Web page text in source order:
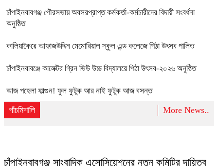
চাঁপাইনবাবগঞ্জ পৌরসভায় অবসরপ্রাপ্ত কর্মকর্তা-কর্মচারীদের বিদায়ী সংবর্ধনা
অনুষ্ঠিত
কালিয়াকৈরে আফাজউদ্দিন মেমোরিয়াল স্কুল এন্ড কলেজে পিঠা উৎসব পালিত
চাঁপাইনবাবঞ্জে কালেক্টর গ্রিন ভিউ উচ্চ বিদ্যালয়ে পিঠা উৎসব-২০২৬ অনুষ্ঠিত
আজ পহেলা ফাল্গুন! ফুল ফুটুক আর নাই ফুটুক আজ বসন্ত
পাঁচমিশালি More News..
চাঁপাইনবাবগঞ্জ সাংবাদিক এসোসিয়েশনের নতুন কমিটির দায়িত্ব